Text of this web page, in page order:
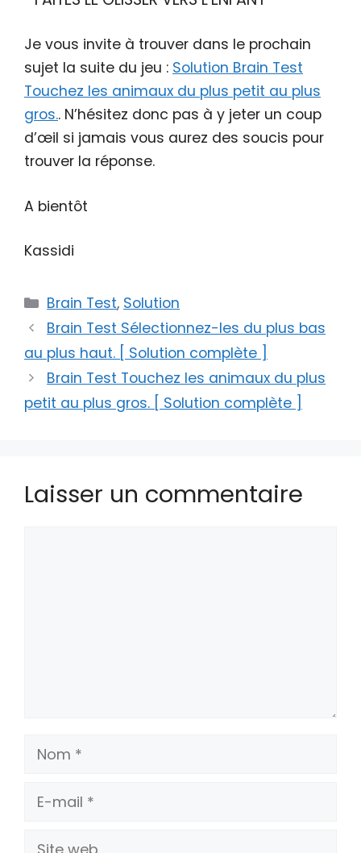
Je vous invite à trouver dans le prochain
sujet la suite du jeu : Solution Brain Test
Touchez les animaux du plus petit au plus
gros.. N’hésitez donc pas à y jeter un coup
d’œil si jamais vous aurez des soucis pour
trouver la réponse.
A bientôt
Kassidi
Catégories
Brain Test, Solution
Brain Test Sélectionnez-les du plus bas
au plus haut. [ Solution complète ]
Brain Test Touchez les animaux du plus
petit au plus gros. [ Solution complète ]
Laisser un commentaire
Nom
E-
Site